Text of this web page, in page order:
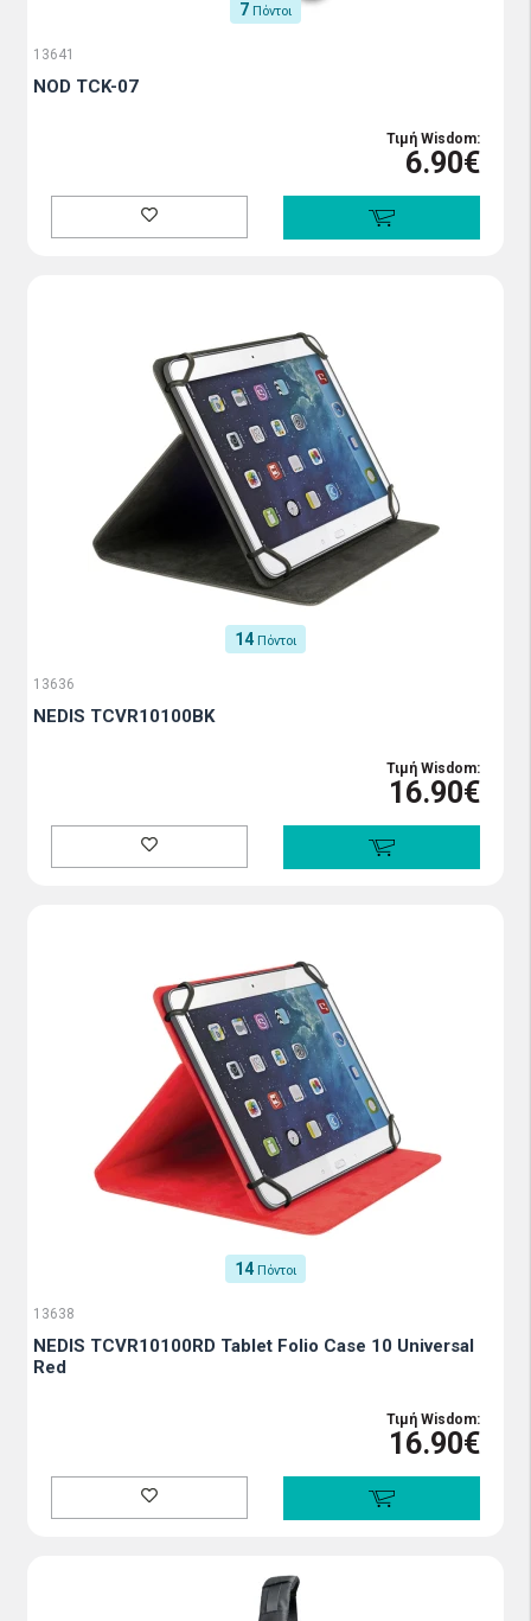
7 Πόντοι
13641
NOD TCK-07
Τιμή Wisdom:
6.90€
14 Πόντοι
13636
NEDIS TCVR10100BK
Τιμή Wisdom:
16.90€
14 Πόντοι
13638
NEDIS TCVR10100RD Tablet Folio Case 10 Universal
Red
Τιμή Wisdom:
16.90€